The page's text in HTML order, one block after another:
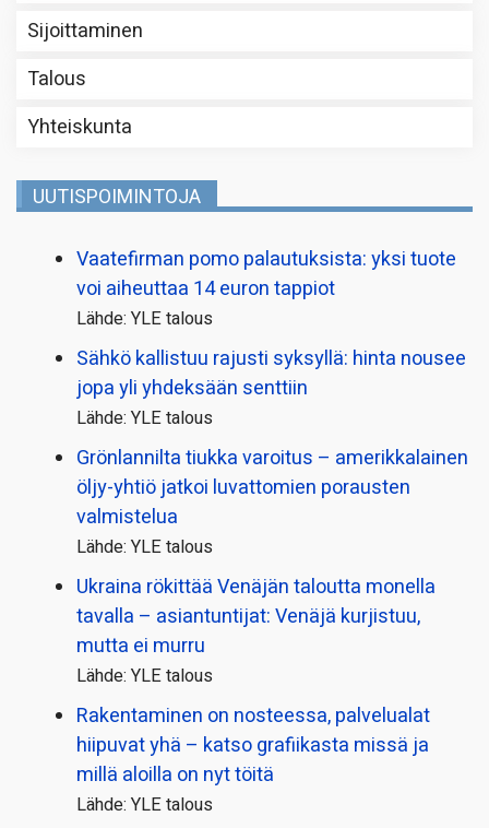
Sijoittaminen
Talous
Yhteiskunta
UUTISPOIMINTOJA
Vaatefirman pomo palautuksista: yksi tuote
voi aiheuttaa 14 euron tappiot
Lähde: YLE talous
Sähkö kallistuu rajusti syksyllä: hinta nousee
jopa yli yhdeksään senttiin
Lähde: YLE talous
Grönlannilta tiukka varoitus – amerikkalainen
öljy-yhtiö jatkoi luvattomien porausten
valmistelua
Lähde: YLE talous
Ukraina rökittää Venäjän taloutta monella
tavalla – asiantuntijat: Venäjä kurjistuu,
mutta ei murru
Lähde: YLE talous
Rakentaminen on nosteessa, palvelualat
hiipuvat yhä – katso grafiikasta missä ja
millä aloilla on nyt töitä
Lähde: YLE talous